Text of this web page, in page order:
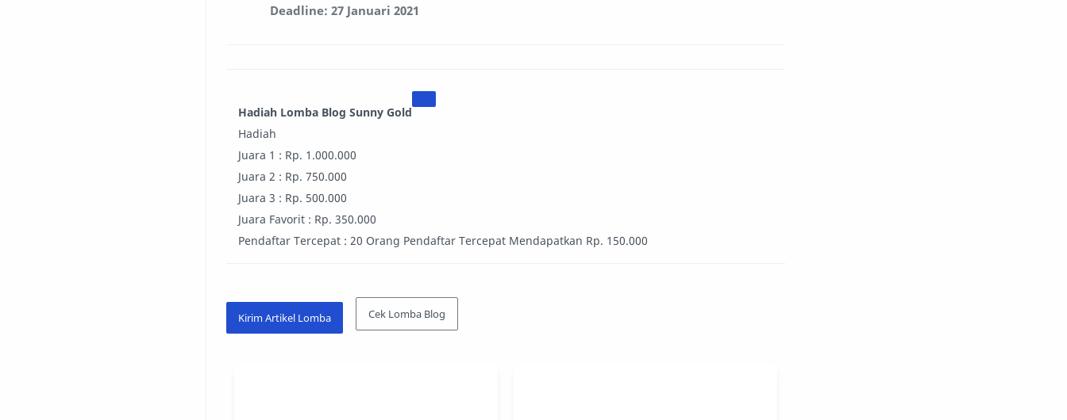
Deadline: 27 Januari 2021
Hadiah Lomba Blog Sunny Gold
Hadiah
Juara 1 : Rp. 1.000.000
Juara 2 : Rp. 750.000
Juara 3 : Rp. 500.000
Juara Favorit : Rp. 350.000
Pendaftar Tercepat : 20 Orang Pendaftar Tercepat Mendapatkan Rp. 150.000
Kirim Artikel Lomba Cek Lomba Blog